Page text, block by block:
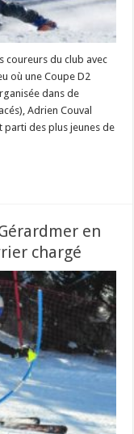
coureurs du club avec
où une Coupe D2
dans de
Adrien Couval
parti des plus jeunes de
en
chargé